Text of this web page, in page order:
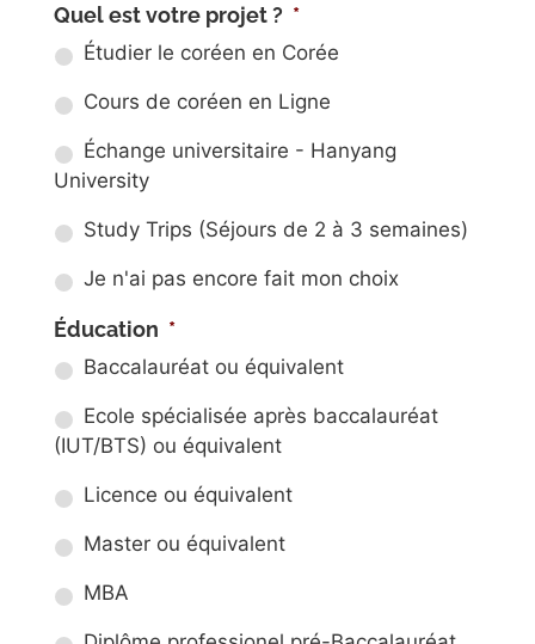
Quel est votre projet ? *
Étudier le coréen en Corée
Cours de coréen en Ligne
Échange universitaire - Hanyang
University
Study Trips (Séjours de 2 à 3 semaines)
Je n'ai pas encore fait mon choix
Éducation *
Baccalauréat ou équivalent
Ecole spécialisée après baccalauréat
(IUT/BTS) ou équivalent
Licence ou équivalent
Master ou équivalent
MBA